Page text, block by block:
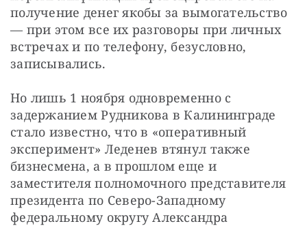
получение денег якобы за вымогательство
— при этом все их разговоры при личных
встречах и по телефону, безусловно,
записывались.
Но лишь 1 ноября одновременно с
задержанием Рудникова в Калининграде
стало известно, что в «оперативный
эксперимент» Леденев втянул также
бизнесмена, а в прошлом еще и
заместителя полномочного представителя
президента по Северо-Западному
федеральному округу Александра